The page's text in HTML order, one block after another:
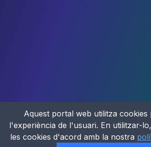
Aquest portal web utilitza
l'experiència de l'usuari. En utilitzar-
les cookies d'acord amb la nostra